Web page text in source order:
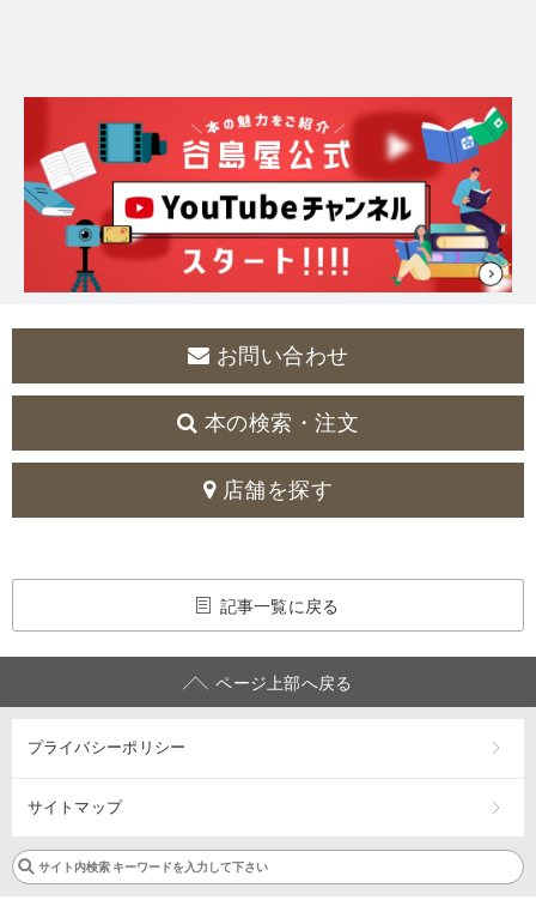
お問い合わせ
本の検索・注文
店舗を探す
記事一覧に戻る
ページ上部へ戻る
プライバシーポリシー
サイトマップ